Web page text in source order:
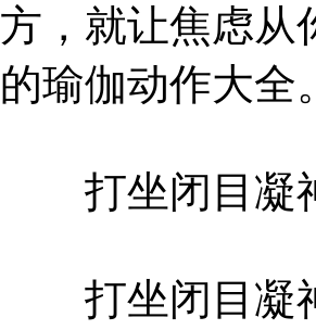
方，就让焦虑从
的瑜伽动作大全。
打坐闭目凝
打坐闭目凝